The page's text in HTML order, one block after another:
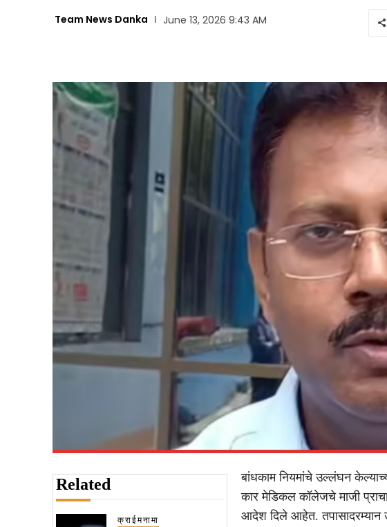
Team News Danka June 13, 2026 9:43 AM
Related
क्राईमनामा
बांधकाम नियमांचे उल्लंघन
कार मेडिकल कॉलेजचे माजी
आदेश दिले आहेत. तपासादरम्यान